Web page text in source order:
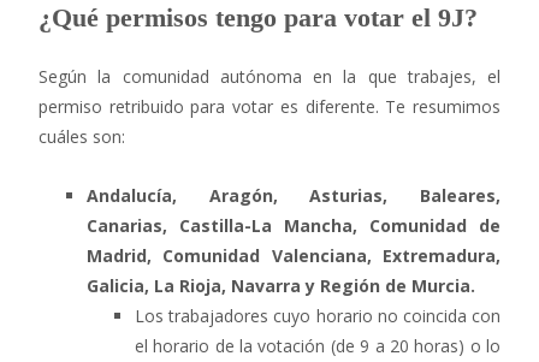
¿Qué permisos tengo para votar el 9J?
Según la comunidad autónoma en la que trabajes, el
permiso retribuido para votar es diferente. Te resumimos
cuáles son:
Andalucía, Aragón, Asturias, Baleares,
Canarias, Castilla-La Mancha, Comunidad de
Madrid, Comunidad Valenciana, Extremadura,
Galicia, La Rioja, Navarra y Región de Murcia.
Los trabajadores cuyo horario no coincida con
el horario de la votación (de 9 a 20 horas) o lo